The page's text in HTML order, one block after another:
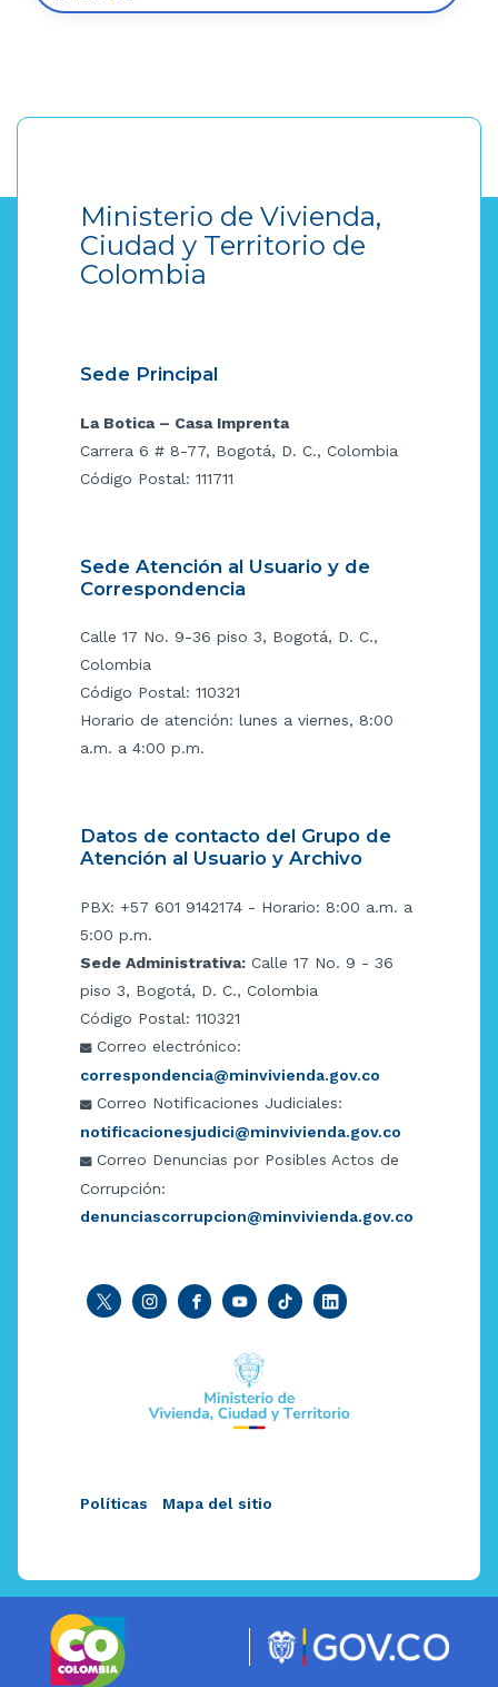
Ministerio de Vivienda,
Ciudad y Territorio de
Colombia
Sede Principal
La Botica – Casa Imprenta
Carrera 6 # 8-77, Bogotá, D. C., Colombia
Código Postal: 111711
Sede Atención al Usuario y de
Correspondencia
Calle 17 No. 9-36 piso 3, Bogotá, D. C.,
Colombia
Código Postal: 110321
Horario de atención: lunes a viernes, 8:00
a.m. a 4:00 p.m.
Datos de contacto del Grupo de
Atención al Usuario y Archivo
PBX: +57 601 9142174 - Horario: 8:00 a.m. a
5:00 p.m.
Sede Administrativa: Calle 17 No. 9 - 36
piso 3, Bogotá, D. C., Colombia
Código Postal: 110321
Correo electrónico:
correspondencia@minvivienda.gov.co
Correo Notificaciones Judiciales:
notificacionesjudici@minvivienda.gov.co
Correo Denuncias por Posibles Actos de
Corrupción:
denunciascorrupcion@minvivienda.gov.co
Políticas Mapa del sitio